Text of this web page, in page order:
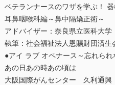
ベテランナースのワザを学ぶ！
耳鼻咽喉科編～鼻中隔矯正術～
アドバイザー：奈良県立医科大
執筆：社会福祉法人恩賜財団済
●アイ ラブ オペナース～忘れら
あの日あの時あの頃は
大阪国際がんセンター 久利通興